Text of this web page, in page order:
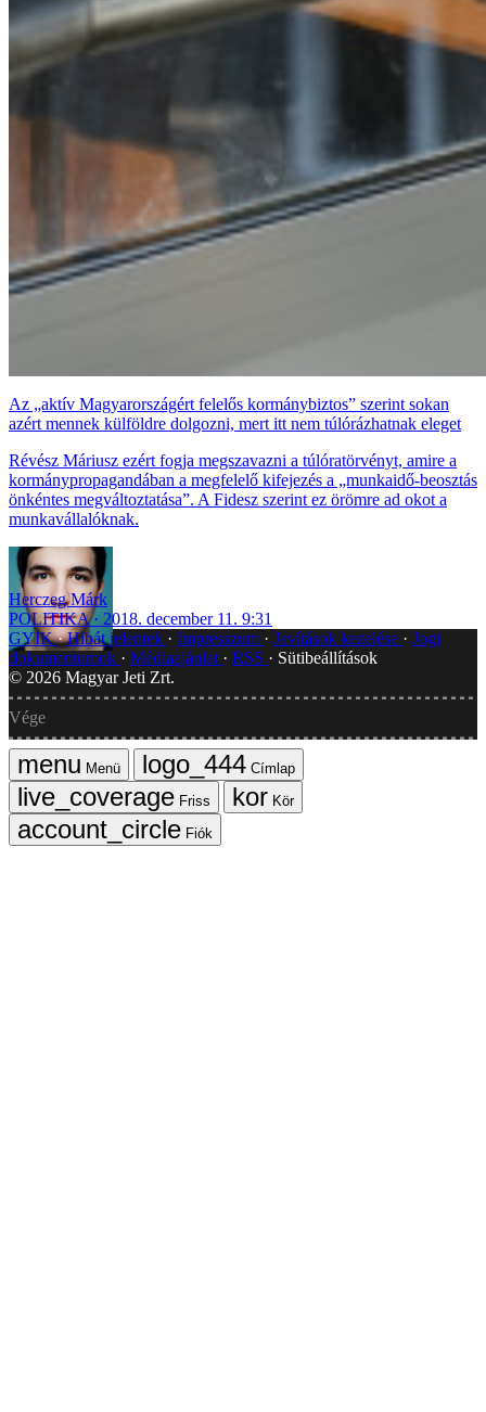
Az „aktív Magyarországért felelős kormánybiztos” szerint sokan
azért mennek külföldre dolgozni, mert itt nem túlórázhatnak eleget
Révész Máriusz ezért fogja megszavazni a túlóratörvényt, amire a
kormánypropagandában a megfelelő kifejezés a „munkaidő-beosztás
önkéntes megváltoztatása”. A Fidesz szerint ez örömre ad okot a
munkavállalóknak.
Herczeg Márk
POLITIKA
2018. december 11. 9:31
GYIK Hibát jelentek Impresszum Javítások kezelése
Jogi
dokumentumok
Médiaajánlat RSS
Sütibeállítások
© 2026 Magyar Jeti Zrt.
Vége
Menü
Címlap
Friss
Kör
Fiók